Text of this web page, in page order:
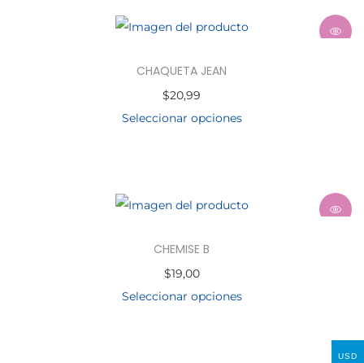
CHAQUETA JEAN
$20,99
Seleccionar opciones
CHEMISE B
$19,00
Seleccionar opciones
USD